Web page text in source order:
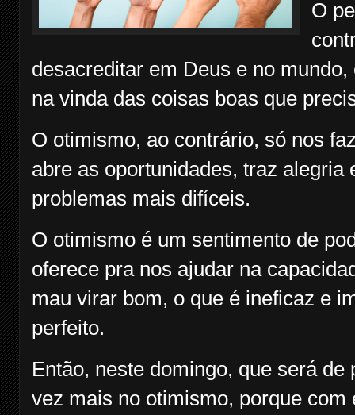
O
desacreditar em Deus e no
na vinda das coisas boas que
O otimismo, ao contrário, só nos
abre as oportunidades, traz alegria
problemas mais difíceis.
O otimismo é um sentimento de
oferece pra nos ajudar na
mau virar bom, o que é ineficaz e
perfeito.
Então, neste domingo, que será
vez mais no otimismo, porque com